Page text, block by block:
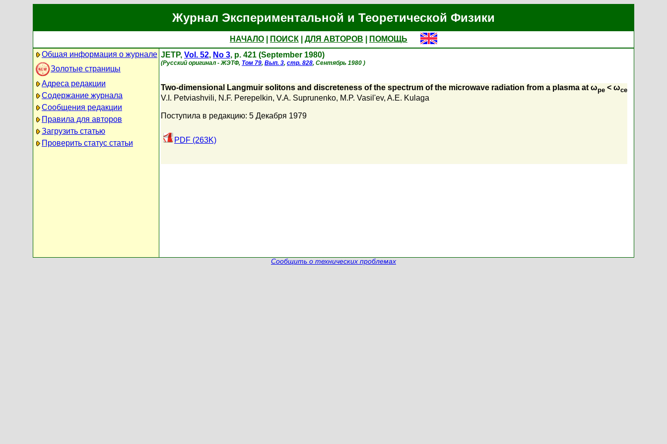
Журнал Экспериментальной и Теоретической Физики
НАЧАЛО ПОИСК ДЛЯ АВТОРОВ
ПОМОЩЬ
Общая информация о журнале
Золотые страницы
Адреса редакции
Содержание журнала
Сообщения редакции
Правила для авторов
Загрузить статью
Проверить статус статьи
JETP, Vol. 52, No 3, p. 421 (September 1980)
(Русский оригинал - ЖЭТФ, Том 79, Вып. 3, стр. 828, Сентябрь 1980 )
Two-dimensional Langmuir solitons and discreteness of the spectrum of the microwave radiation from a plasma at ωpe < ωce
V.I. Petviashvili, N.F. Perepelkin, V.A. Suprunenko, M.P. Vasil'ev, A.E. Kulaga
Поступила в редакцию: 5 Декабря 1979
PDF (263K)
Сообщить о технических проблемах